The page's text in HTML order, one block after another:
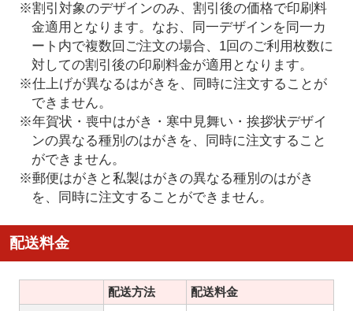
※割引対象のデザインのみ、割引後の価格で印刷料
金適用となります。なお、同一デザインを同一カ
ート内で複数回ご注文の場合、1回のご利用枚数に
対しての割引後の印刷料金が適用となります。
※仕上げが異なるはがきを、同時に注文することが
できません。
※年賀状・喪中はがき・寒中見舞い・挨拶状デザイ
ンの異なる種別のはがきを、同時に注文すること
ができません。
※郵便はがきと私製はがきの異なる種別のはがき
を、同時に注文することができません。
配送料金
配送方法 配送料金